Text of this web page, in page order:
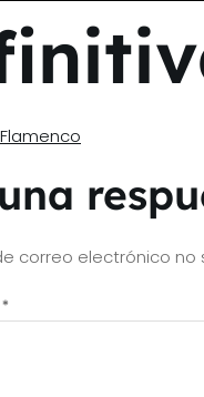
correo electrónico no
*